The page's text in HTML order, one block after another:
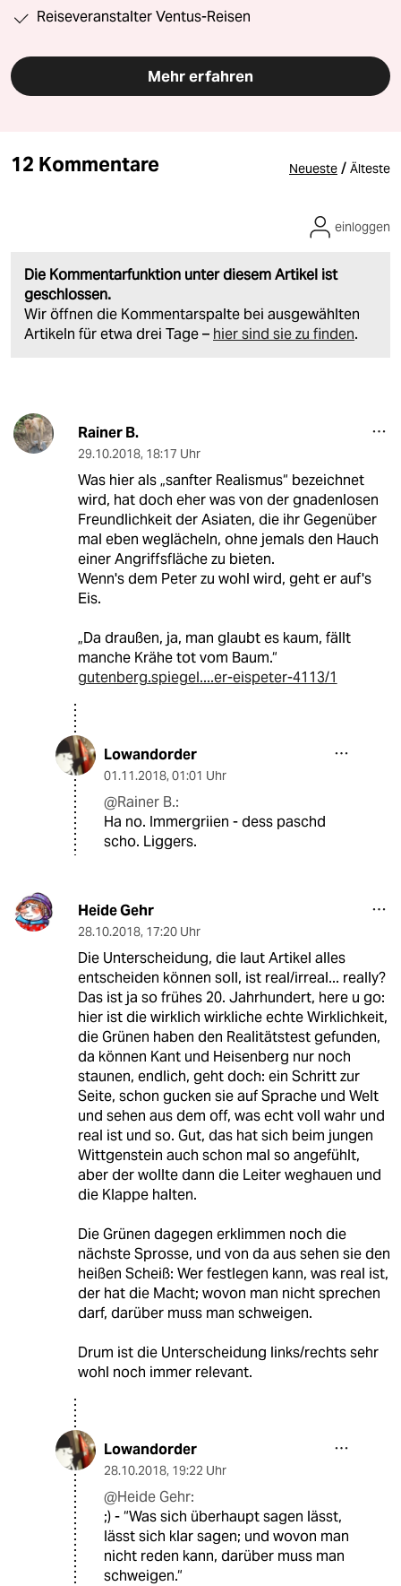
Reiseveranstalter Ventus-Reisen
Mehr erfahren
12 Kommentare Neueste / Älteste
Die Kommentarfunktion unter diesem Artikel ist
geschlossen.
Wir öffnen die Kommentarspalte bei ausgewählten
Artikeln für etwa drei Tage – hier sind sie zu finden.
einloggen
Rainer B.
29.10.2018, 18:17 Uhr
Was hier als „sanfter Realismus“ bezeichnet
wird, hat doch eher was von der gnadenlosen
Freundlichkeit der Asiaten, die ihr Gegenüber
mal eben weglächeln, ohne jemals den Hauch
einer Angriffsfläche zu bieten.
Wenn's dem Peter zu wohl wird, geht er auf's
Eis.
„Da draußen, ja, man glaubt es kaum, fällt
manche Krähe tot vom Baum.“
gutenberg.spiegel....er-eispeter-4113/1
Lowandorder
01.11.2018, 01:01 Uhr
@Rainer B.:
Ha no. Immergriien - dess paschd
scho. Liggers.
Heide Gehr
28.10.2018, 17:20 Uhr
Die Unterscheidung, die laut Artikel alles
entscheiden können soll, ist real/irreal... really?
Das ist ja so frühes 20. Jahrhundert, here u go:
hier ist die wirklich wirkliche echte Wirklichkeit,
die Grünen haben den Realitätstest gefunden,
da können Kant und Heisenberg nur noch
staunen, endlich, geht doch: ein Schritt zur
Seite, schon gucken sie auf Sprache und Welt
und sehen aus dem off, was echt voll wahr und
real ist und so. Gut, das hat sich beim jungen
Wittgenstein auch schon mal so angefühlt,
aber der wollte dann die Leiter weghauen und
die Klappe halten.
Die Grünen dagegen erklimmen noch die
nächste Sprosse, und von da aus sehen sie den
heißen Scheiß: Wer festlegen kann, was real ist,
der hat die Macht; wovon man nicht sprechen
darf, darüber muss man schweigen.
Drum ist die Unterscheidung links/rechts sehr
wohl noch immer relevant.
Lowandorder
28.10.2018, 19:22 Uhr
@Heide Gehr:
;) - “Was sich überhaupt sagen lässt,
lässt sich klar sagen; und wovon man
nicht reden kann, darüber muss man
schweigen.“